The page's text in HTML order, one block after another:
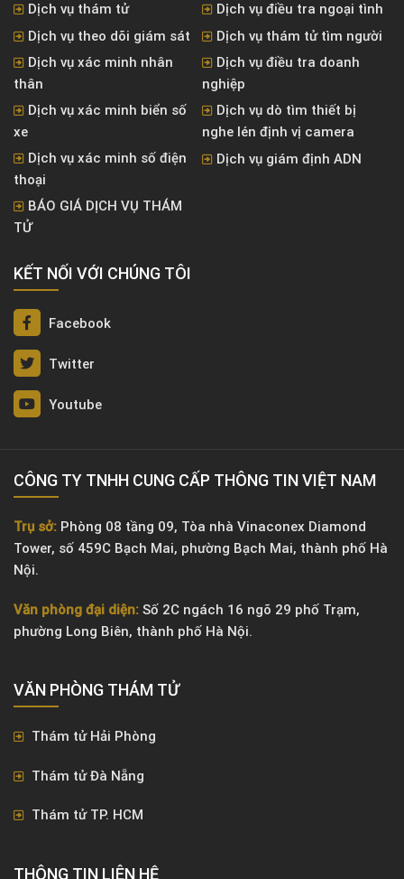
Dịch vụ thám tử
Dịch vụ điều tra ngoại tình
Dịch vụ theo dõi giám sát
Dịch vụ thám tử tìm người
Dịch vụ xác minh nhân
thân
Dịch vụ điều tra doanh
nghiệp
Dịch vụ xác minh biển số
xe
Dịch vụ dò tìm thiết bị
nghe lén định vị camera
Dịch vụ xác minh số điện
thoại
Dịch vụ giám định ADN
BÁO GIÁ DỊCH VỤ THÁM
TỬ
KẾT NỐI VỚI CHÚNG TÔI
Facebook
Twitter
Youtube
CÔNG TY TNHH CUNG CẤP THÔNG TIN VIỆT NAM
Trụ sở: Phòng 08 tầng 09, Tòa nhà Vinaconex Diamond
Tower, số 459C Bạch Mai, phường Bạch Mai, thành phố Hà
Nội.
Văn phòng đại diện: Số 2C ngách 16 ngõ 29 phố Trạm,
phường Long Biên, thành phố Hà Nội.
VĂN PHÒNG ​THÁM TỬ
Thám tử Hải Phòng
Thám tử Đà Nẵng
Thám tử TP. HCM
THÔNG TIN LIÊN HỆ